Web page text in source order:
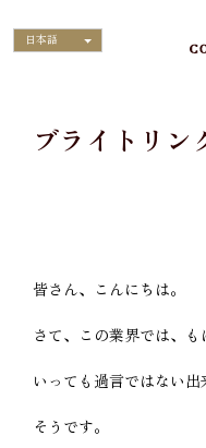
日本語
ブライトリン
皆さん、こんにちは。
さて、この業界では、
いっても過言ではない出
そうです。